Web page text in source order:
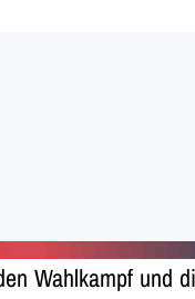
Wahlkampf und